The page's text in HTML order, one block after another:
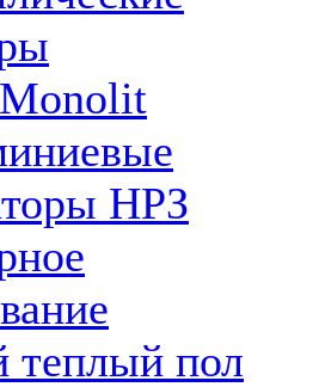
НРЗ
теплый пол